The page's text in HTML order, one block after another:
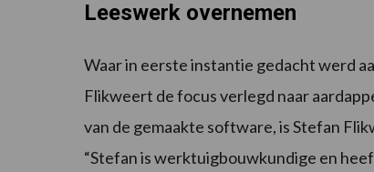
Leeswerk overnemen
Waar in eerste instantie gedacht werd
Flikweert de focus verlegd naar
van de gemaakte software, is Stefan
“Stefan is werktuigbouwkundige en